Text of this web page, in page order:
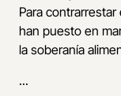
Para
han puesto en
la soberanía
...